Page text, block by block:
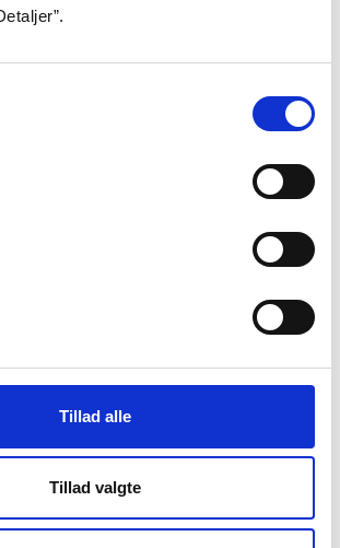
Tillad alle
Tillad valgte
kortprosa, som han blev kendt for
“Små historier 2” er ligesom sin
af viltre kortprosatekster, som i
i alle mulige og umulige
med godt og vel 38 tekster, der
af Adolphsens velkendte temaer
og tilfældets magt.
Al-Mukhraiti” viderefører
fortælles i et påfaldende neutralt
plante, hvis plantesaft
psykoaktive stoffer. Tekstindholdet
på plantens eksistens.